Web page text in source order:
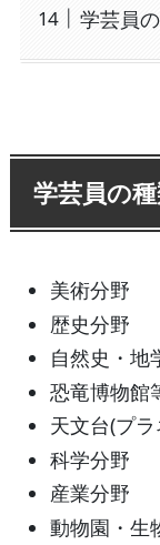
学芸員
学芸員の
美術分野
歴史分野
自然史・地
恐竜博物館
天文台(プ
科学分野
産業分野
動物園・生